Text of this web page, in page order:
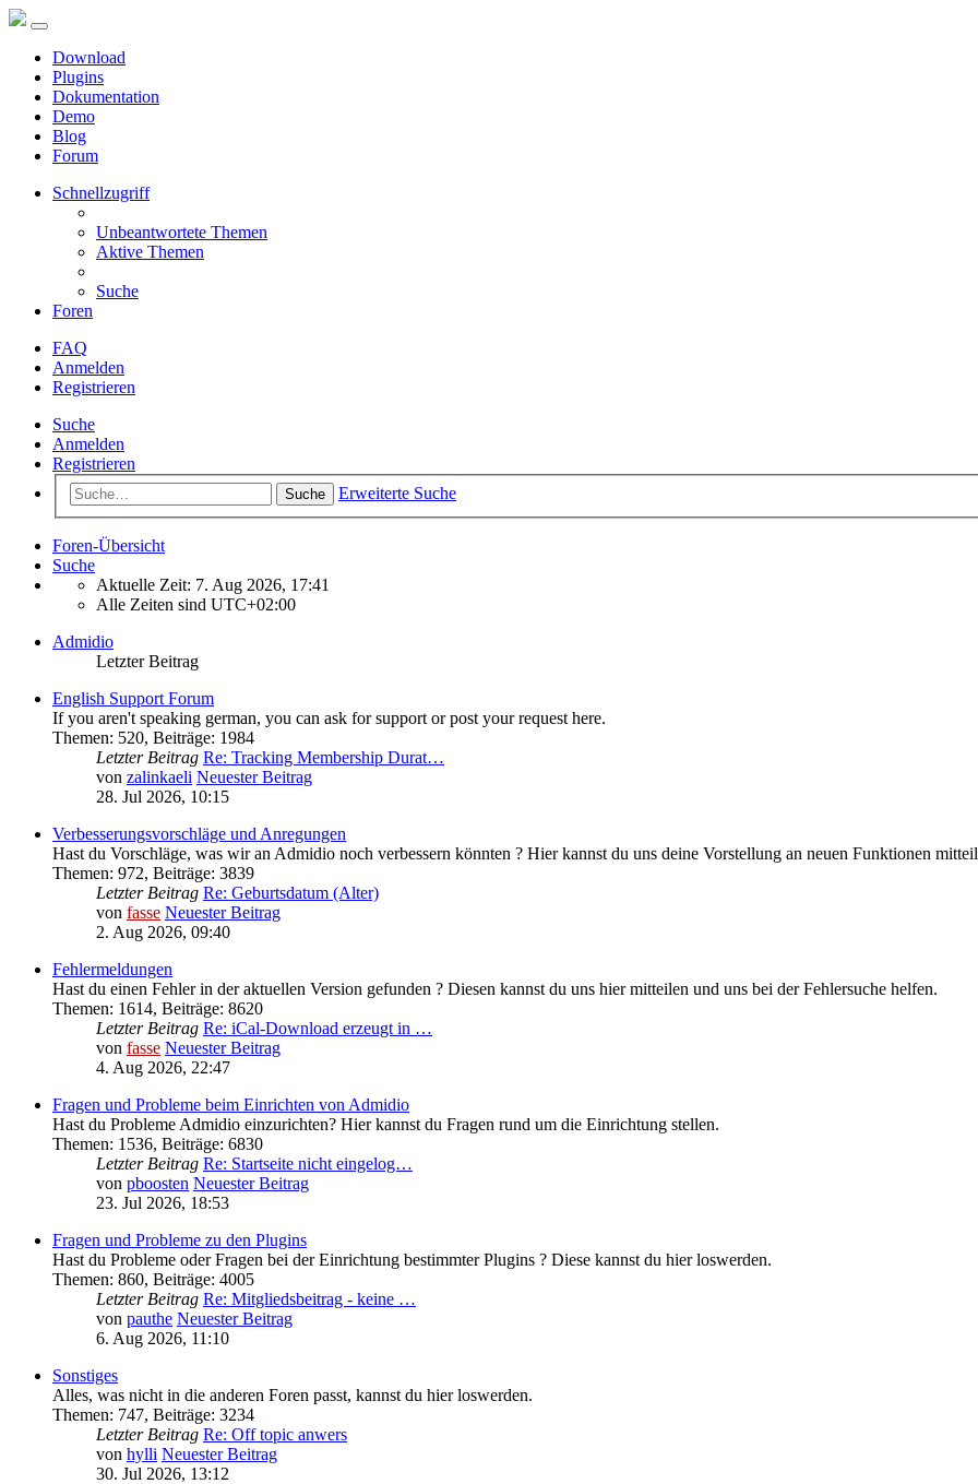
Download
Plugins
Dokumentation
Demo
Blog
Forum
Schnellzugriff
Unbeantwortete Themen
Aktive Themen
Suche
Foren
FAQ
Anmelden
Registrieren
Suche
Anmelden
Registrieren
Suche Erweiterte Suche
Foren-Übersicht
Suche
Aktuelle Zeit: 7. Aug 2026, 17:41
Alle Zeiten sind UTC+02:00
Admidio
Letzter Beitrag
English Support Forum
If you aren't speaking german, you can ask for support or post your request here.
Themen: 520, Beiträge: 1984
Letzter Beitrag Re: Tracking Membership Durat…
von zalinkaeli Neuester Beitrag
28. Jul 2026, 10:15
Verbesserungsvorschläge und Anregungen
Hast du Vorschläge, was wir an Admidio noch verbessern könnten ? Hier kannst du uns deine Vorstellung an neuen Funktionen
Themen: 972, Beiträge: 3839
Letzter Beitrag Re: Geburtsdatum (Alter)
von fasse Neuester Beitrag
2. Aug 2026, 09:40
Fehlermeldungen
Hast du einen Fehler in der aktuellen Version gefunden ? Diesen kannst du uns hier mitteilen und uns bei der Fehlersuche helfen.
Themen: 1614, Beiträge: 8620
Letzter Beitrag Re: iCal-Download erzeugt in …
von fasse Neuester Beitrag
4. Aug 2026, 22:47
Fragen und Probleme beim Einrichten von Admidio
Hast du Probleme Admidio einzurichten? Hier kannst du Fragen rund um die Einrichtung stellen.
Themen: 1536, Beiträge: 6830
Letzter Beitrag Re: Startseite nicht eingelog…
von pboosten Neuester Beitrag
23. Jul 2026, 18:53
Fragen und Probleme zu den Plugins
Hast du Probleme oder Fragen bei der Einrichtung bestimmter Plugins ? Diese kannst du hier loswerden.
Themen: 860, Beiträge: 4005
Letzter Beitrag Re: Mitgliedsbeitrag - keine …
von pauthe Neuester Beitrag
6. Aug 2026, 11:10
Sonstiges
Alles, was nicht in die anderen Foren passt, kannst du hier loswerden.
Themen: 747, Beiträge: 3234
Letzter Beitrag Re: Off topic anwers
von hylli Neuester Beitrag
30. Jul 2026, 13:12